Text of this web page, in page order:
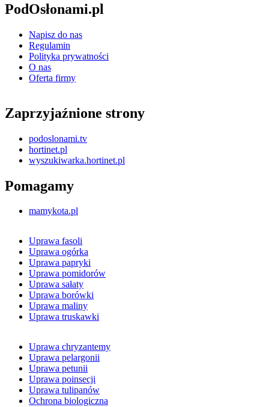
PodOsłonami.pl
Napisz do nas
Regulamin
Polityka prywatności
O nas
Oferta firmy
Zaprzyjaźnione strony
podoslonami.tv
hortinet.pl
wyszukiwarka.hortinet.pl
Pomagamy
mamykota.pl
Uprawa fasoli
Uprawa ogórka
Uprawa papryki
Uprawa pomidorów
Uprawa sałaty
Uprawa borówki
Uprawa maliny
Uprawa truskawki
Uprawa chryzantemy
Uprawa pelargonii
Uprawa petunii
Uprawa poinsecji
Uprawa tulipanów
Ochrona biologiczna